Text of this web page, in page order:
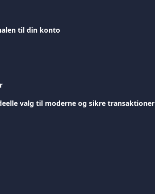
til din konto
valg til moderne og sikre transaktioner